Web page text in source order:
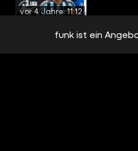
vor 4 Jahren11:12
DRINGEND
funk ist ein